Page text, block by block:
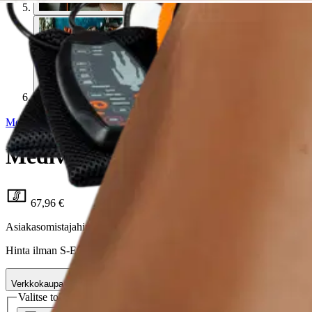
Medivon
Medivon hierontaistuin Cosy
67,96 €
Asiakasomistajahinta
Hinta ilman S-Etukorttia:
Verkkokaupan hinta
Valitse toimitustapa